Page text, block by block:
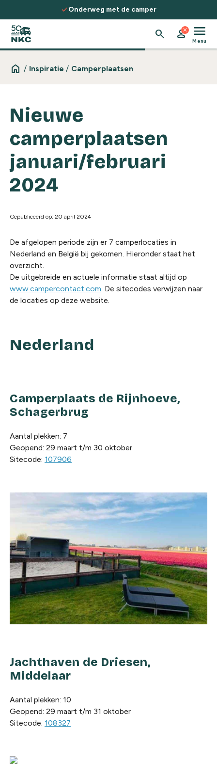
Spring naar de inhoud
checkOnderweg met de camper
search person
close menu
Menu
home / Inspiratie / Camperplaatsen
Nieuwe
camperplaatsen
januari/februari
2024
Gepubliceerd op: 20 april 2024
De afgelopen periode zijn er 7 camperlocaties in
Nederland en België bij gekomen. Hieronder staat het
overzicht.
De uitgebreide en actuele informatie staat altijd op
www.campercontact.com. De sitecodes verwijzen naar
de locaties op deze website.
Nederland
Camperplaats de Rijnhoeve,
Schagerbrug
Aantal plekken: 7
Geopend: 29 maart t/m 30 oktober
Sitecode: 107906
Jachthaven de Driesen,
Middelaar
Aantal plekken: 10
Geopend: 29 maart t/m 31 oktober
Sitecode: 108327